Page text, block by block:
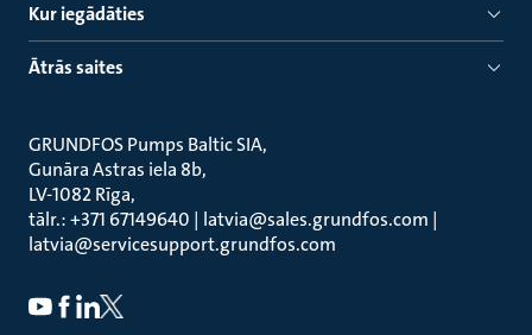
Kur iegādāties
Ātrās saites
GRUNDFOS Pumps Baltic SIA
Gunāra Astras iela 8b
LV-1082 Rīga
tālr.: +371 67149640 | latvia@sales.grundfos.com |
latvia@servicesupport.grundfos.com